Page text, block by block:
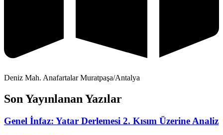
Deniz Mah. Anafartalar Muratpaşa/Antalya
Son Yayınlanan Yazılar
Genel İnfaz: Yatar Derlemesi 2. Kısım Üzerine Analiz